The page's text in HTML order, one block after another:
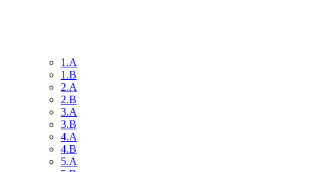
1.A
1.B
2.A
2.B
3.A
3.B
4.A
4.B
5.A